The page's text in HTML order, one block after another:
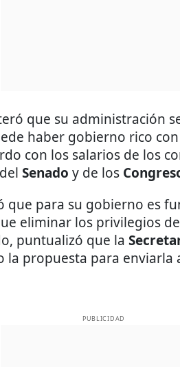
que su administración
haber gobierno rico
con los salarios de los
Senado y de los
que para su gobierno es
eliminar los privilegios
puntualizó que la
la propuesta para enviarla
PUBLICIDAD